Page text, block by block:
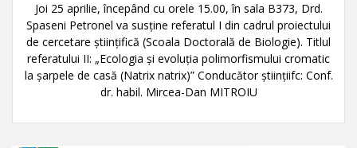
Joi 25 aprilie, începând cu orele 15.00, în sala B373, Drd.
Spaseni Petronel va susține referatul I din cadrul proiectului
de cercetare ştiințifică (Scoala Doctorală de Biologie). Titlul
referatului II: „Ecologia și evoluția polimorfismului cromatic
la șarpele de casă (Natrix natrix)” Conducător științiifc: Conf.
dr. habil. Mircea-Dan MITROIU